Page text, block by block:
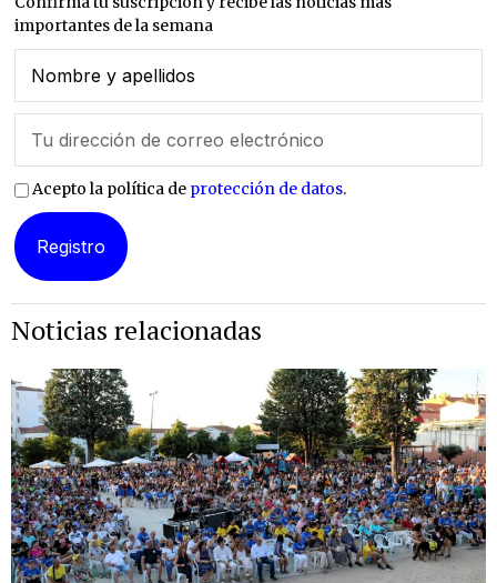
importantes de la semana
Acepto la política de protección de datos.
Noticias relacionadas